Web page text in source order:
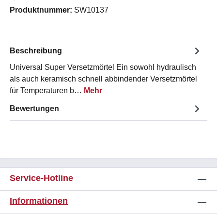
Produktnummer: SW10137
Beschreibung
Universal Super Versetzmörtel Ein sowohl hydraulisch
als auch keramisch schnell abbindender Versetzmörtel
für Temperaturen b… Mehr
Bewertungen
Service-Hotline
Informationen